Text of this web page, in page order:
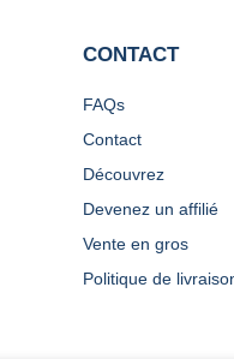
CONTACT
FAQs
Contact
Découvrez
Devenez un affilié
Vente en gros
Politique de